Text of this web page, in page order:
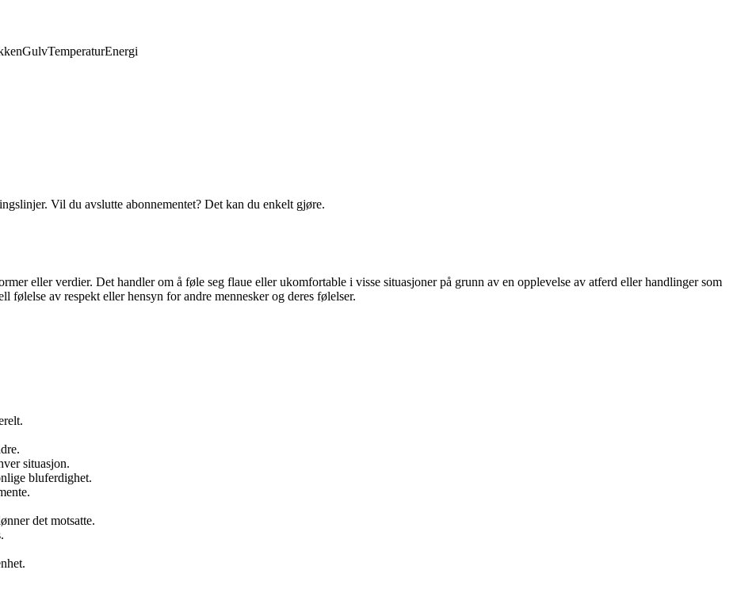
GulvTemperaturEnergi
Vil du avslutte abonnementet? Det kan du enkelt gjøre.
eller verdier. Det handler om å føle seg flaue eller ukomfortable i visse situasjoner på grunn av en opplevelse av atferd eller handlinger som
følelse av respekt eller hensyn for andre mennesker og deres følelser.
situasjon.
bluferdighet.
det motsatte.